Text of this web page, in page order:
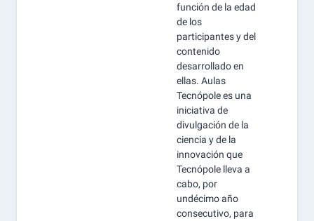
función de la edad
de los
participantes y del
contenido
desarrollado en
ellas. Aulas
Tecnópole es una
iniciativa de
divulgación de la
ciencia y de la
innovación que
Tecnópole lleva a
cabo, por
undécimo año
consecutivo, para